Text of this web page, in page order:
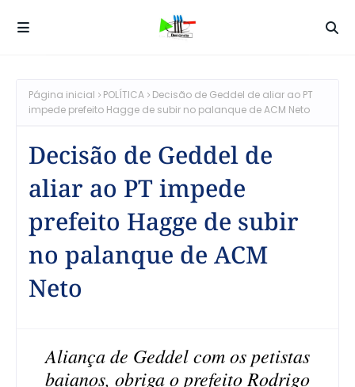
Página inicial POLÍTICA
Decisão de Geddel de aliar ao PT
impede prefeito Hagge de subir no palanque de ACM Neto
Decisão de Geddel de
aliar ao PT impede
prefeito Hagge de subir
no palanque de ACM
Neto
Aliança de Geddel com os petistas
baianos, obriga o prefeito Rodrigo